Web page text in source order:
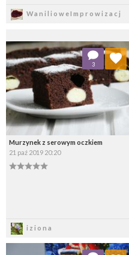
WanilioweImprowizacj
Murzynek z serowym oczkiem
21 paź 2019 20:20
iziona
3
Dodaj do ulubionych
Wybierz listę:
Dodaj do ulubionych